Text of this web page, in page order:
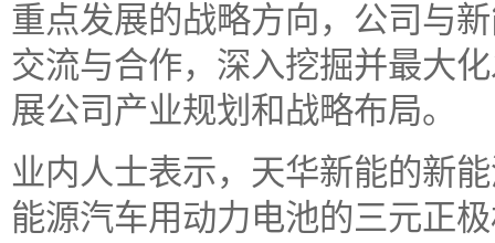
重点发展的战略方向，公司与
交流与合作，深入挖掘并最大
展公司产业规划和战略布局。
业内人士表示，天华新能的新
能源汽车用动力电池的三元正